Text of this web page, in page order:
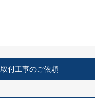
取付工事のご依頼